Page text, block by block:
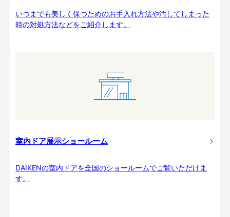
いつまでも美しく保つためのお手入れ方法や汚してしまった
時の対処方法などをご紹介します。
室内ドア展示ショールーム
DAIKENの室内ドアを全国のショールームでご覧いただけま
す。